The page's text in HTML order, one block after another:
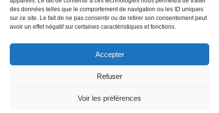
des données telles que le comportement de navigation ou les ID uniques
sur ce site. Le fait de ne pas consentir ou de retirer son consentement peut
avoir un effet négatif sur certaines caractéristiques et fonctions.
Accepter
Refuser
Voir les préférences
MENTIONS LÉGALES